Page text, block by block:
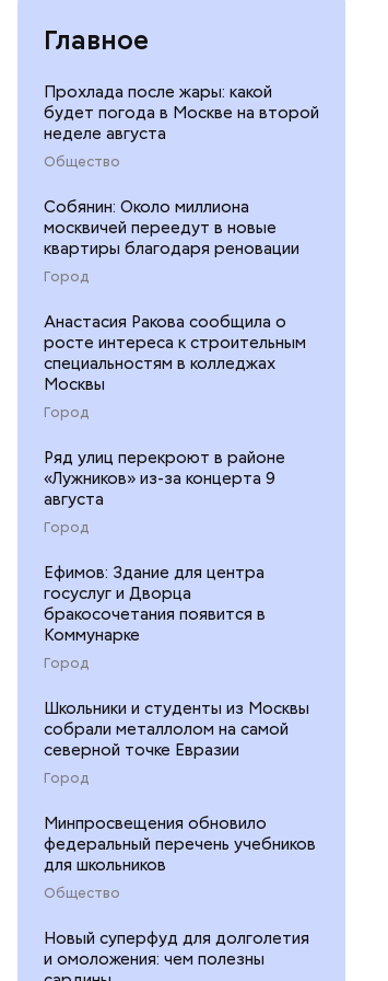
Главное
Прохлада после жары: какой
будет погода в Москве на второй
неделе августа
Общество
Собянин: Около миллиона
москвичей переедут в новые
квартиры благодаря реновации
Город
Анастасия Ракова сообщила о
росте интереса к строительным
специальностям в колледжах
Москвы
Город
Ряд улиц перекроют в районе
«Лужников» из-за концерта 9
августа
Город
Ефимов: Здание для центра
госуслуг и Дворца
бракосочетания появится в
Коммунарке
Город
Школьники и студенты из Москвы
собрали металлолом на самой
северной точке Евразии
Город
Минпросвещения обновило
федеральный перечень учебников
для школьников
Общество
Новый суперфуд для долголетия
и омоложения: чем полезны